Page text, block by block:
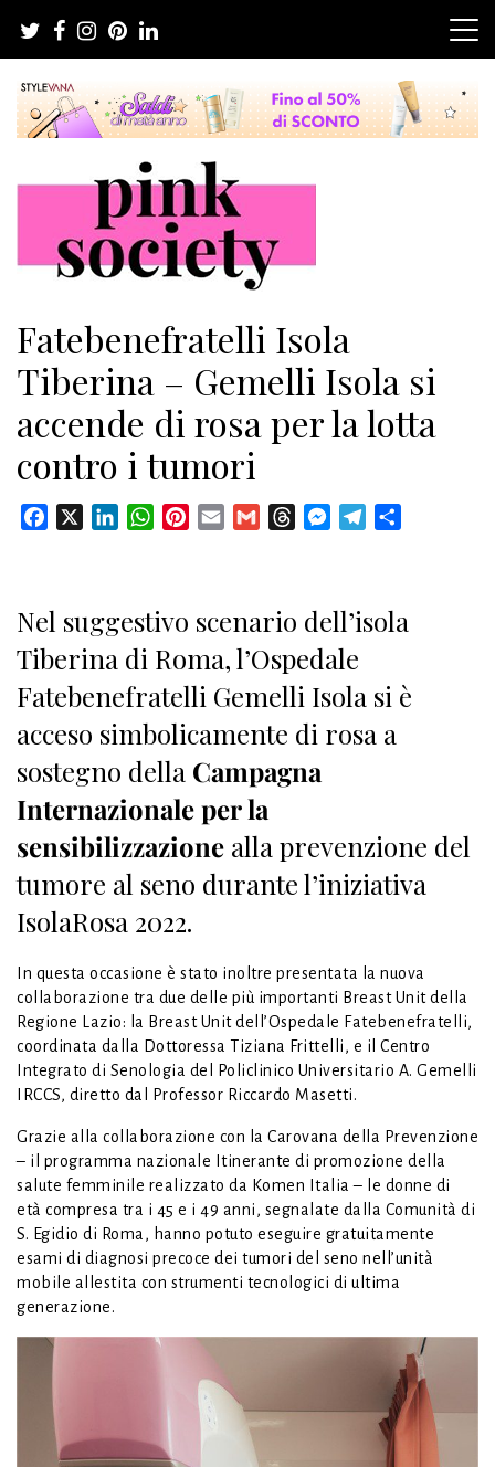
contenuto
Pink Society
Fatebenefratelli Isola
Tiberina – Gemelli Isola si
accende di rosa per la lotta
contro i tumori
Facebook LinkedInWhatsAppPinterest
Email Gmail ThreadsMessenger
Telegram
Nel suggestivo scenario dell’isola
Tiberina di Roma, l’Ospedale
Fatebenefratelli Gemelli Isola si è
acceso simbolicamente di rosa a
sostegno della Campagna
Internazionale per la
sensibilizzazione alla prevenzione del
tumore al seno durante l’iniziativa
IsolaRosa 2022.
In questa occasione è stato inoltre presentata la nuova
collaborazione tra due delle più importanti Breast Unit della
Regione Lazio: la Breast Unit dell’Ospedale Fatebenefratelli,
coordinata dalla Dottoressa Tiziana Frittelli, e il Centro
Integrato di Senologia del Policlinico Universitario A. Gemelli
IRCCS, diretto dal Professor Riccardo Masetti.
Grazie alla collaborazione con la Carovana della Prevenzione
– il programma nazionale Itinerante di promozione della
salute femminile realizzato da Komen Italia – le donne di
età compresa tra i 45 e i 49 anni, segnalate dalla Comunità di
S. Egidio di Roma, hanno potuto eseguire gratuitamente
esami di diagnosi precoce dei tumori del seno nell’unità
mobile allestita con strumenti tecnologici di ultima
generazione.